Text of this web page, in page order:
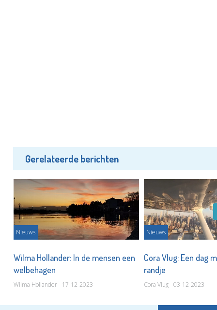
Gerelateerde berichten
Nieuws
Wilma Hollander: In de mensen een
welbehagen
Wilma Hollander - 17-12-2023
Nieuws
Cora Vlug: Een dag
randje
Cora Vlug - 03-12-2023